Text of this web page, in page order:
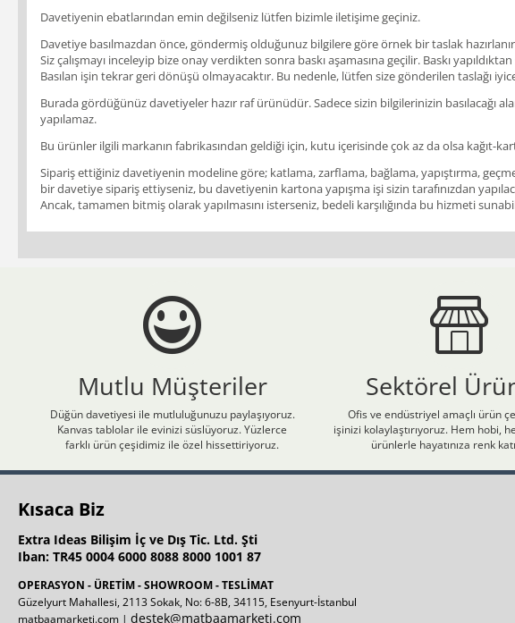
Davetiyenin ebatlarından emin değilseniz lütfen bizimle iletişime geçiniz.
Davetiye basılmazdan önce, göndermiş olduğunuz bilgilere göre örnek bir taslak
Siz çalışmayı inceleyip bize onay verdikten sonra baskı aşamasına geçilir. Baskı
Basılan işin tekrar geri dönüşü olmayacaktır. Bu nedenle, lütfen size gönderilen taslağı
Burada gördüğünüz davetiyeler hazır raf ürünüdür. Sadece sizin bilgilerinizin
yapılamaz.
Bu ürünler ilgili markanın fabrikasından geldiği için, kutu içerisinde çok az da olsa kağıt-
Sipariş ettiğiniz davetiyenin modeline göre; katlama, zarflama, bağlama, yapıştırma,
bir davetiye sipariş ettiyseniz, bu davetiyenin kartona yapışma işi sizin tarafınızdan
Ancak, tamamen bitmiş olarak yapılmasını isterseniz, bedeli karşılığında bu hizmeti
Mutlu Müşteriler
Düğün davetiyesi ile mutluluğunuzu paylaşıyoruz.
Kanvas tablolar ile evinizi süslüyoruz. Yüzlerce
farklı ürün çeşidimiz ile özel hissettiriyoruz.
Sektörel
Ofis ve endüstriyel amaçlı ürün
işinizi kolaylaştırıyoruz. Hem hobi,
ürünlerle hayatınıza renk
Kısaca Biz
Extra Ideas Bilişim İç ve Dış Tic. Ltd. Şti
Iban: TR45 0004 6000 8088 8000 1001 87
OPERASYON - ÜRETİM - SHOWROOM - TESLİMAT
Güzelyurt Mahallesi, 2113 Sokak, No: 6-8B, 34115, Esenyurt-İstanbul
matbaamarketi.com | destek@matbaamarketi.com